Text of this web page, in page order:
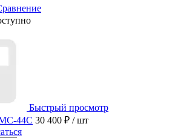
Быстрый просмотр
44С 30 400 ₽ / шт